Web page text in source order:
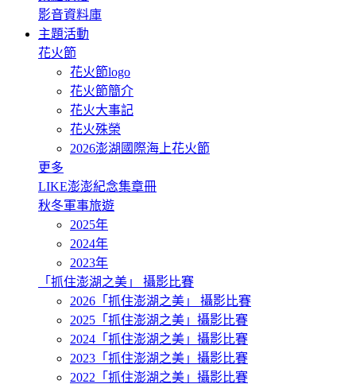
影音資料庫
主題活動
花火節
花火節logo
花火節簡介
花火大事記
花火殊榮
2026澎湖國際海上花火節
更多
LIKE澎澎紀念集章冊
秋冬軍事旅遊
2025年
2024年
2023年
「抓住澎湖之美」 攝影比賽
2026「抓住澎湖之美」 攝影比賽
2025「抓住澎湖之美」攝影比賽
2024「抓住澎湖之美」攝影比賽
2023「抓住澎湖之美」攝影比賽
2022「抓住澎湖之美」攝影比賽